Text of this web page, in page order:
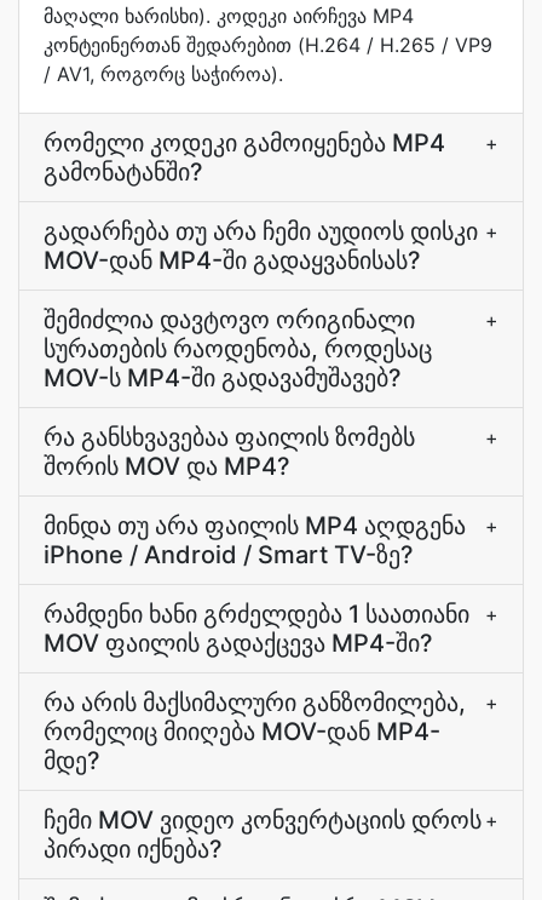
მაღალი ხარისხი). კოდეკი აირჩევა MP4
კონტეინერთან შედარებით (H.264 / H.265 / VP9
/ AV1, როგორც საჭიროა).
რომელი კოდეკი გამოიყენება MP4
გამონატანში?
+
გადარჩება თუ არა ჩემი აუდიოს დისკი
MOV-დან MP4-ში გადაყვანისას?
+
შემიძლია დავტოვო ორიგინალი
სურათების რაოდენობა, როდესაც
MOV-ს MP4-ში გადავამუშავებ?
+
რა განსხვავებაა ფაილის ზომებს
შორის MOV და MP4?
+
მინდა თუ არა ფაილის MP4 აღდგენა
iPhone / Android / Smart TV-ზე?
+
რამდენი ხანი გრძელდება 1 საათიანი
MOV ფაილის გადაქცევა MP4-ში?
+
რა არის მაქსიმალური განზომილება,
რომელიც მიიღება MOV-დან MP4-
მდე?
+
ჩემი MOV ვიდეო კონვერტაციის დროს
პირადი იქნება?
+